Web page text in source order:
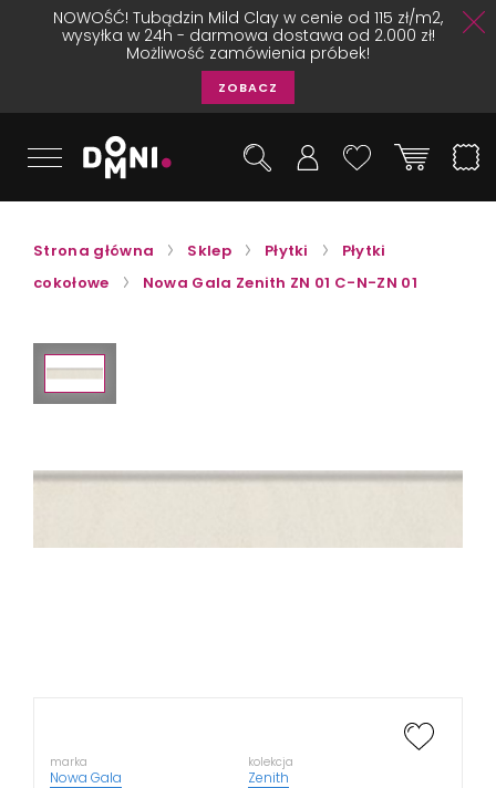
NOWOŚĆ! Tubądzin Mild Clay w cenie od 115 zł/m2,
wysyłka w 24h - darmowa dostawa od 2.000 zł!
Możliwość zamówienia próbek!
ZOBACZ
Strona główna Sklep Płytki
Płytki
cokołowe
Nowa Gala Zenith ZN 01 C-N-ZN 01
marka
Nowa Gala
kolekcja
Zenith